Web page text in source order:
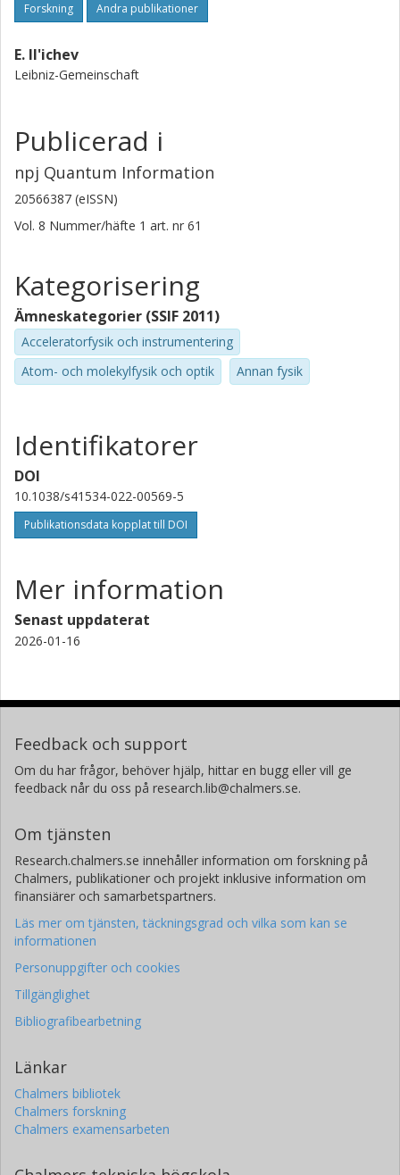
Forskning Andra publikationer
E. Il'ichev
Leibniz-Gemeinschaft
Publicerad i
npj Quantum Information
20566387 (eISSN)
Vol. 8 Nummer/häfte 1 art. nr 61
Kategorisering
Ämneskategorier (SSIF 2011)
Acceleratorfysik och instrumentering
Atom- och molekylfysik och optik
Annan fysik
Identifikatorer
DOI
10.1038/s41534-022-00569-5
Publikationsdata kopplat till DOI
Mer information
Senast uppdaterat
2026-01-16
Feedback och support
Om du har frågor, behöver hjälp, hittar en bugg eller vill ge
feedback når du oss på research.lib@chalmers.se.
Om tjänsten
Research.chalmers.se innehåller information om forskning på
Chalmers, publikationer och projekt inklusive information om
finansiärer och samarbetspartners.
Läs mer om tjänsten, täckningsgrad och vilka som kan se
informationen
Personuppgifter och cookies
Tillgänglighet
Bibliografibearbetning
Länkar
Chalmers bibliotek
Chalmers forskning
Chalmers examensarbeten